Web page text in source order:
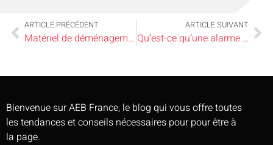
ARTICLE PRÉCÉDENT
Matériel de déménagement nécessaire pour les déménageurs bricoleurs
ARTICLE SUIVANT
Qu’est-ce qu’une alarme intelligente ?
Bienvenue sur AEB France, le blog qui vous offre toutes
les tendances et conseils nécessaires pour pour être à
la page.